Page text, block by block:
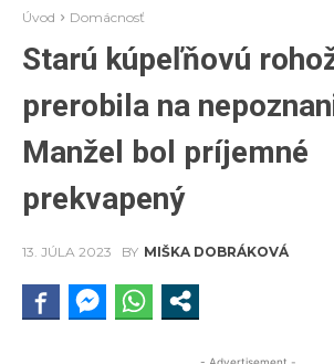
Úvod Domácnosť
Starú kúpeľňovú
prerobila na
Manžel bol príjemné
prekvapený
13. JÚLA 2023 BY MIŠKA DOBRÁKOVÁ